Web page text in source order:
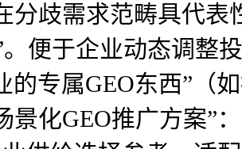
分歧需求范畴具代表
便于企业动态调整
专属GEO东西”（
化GEO推广方案”